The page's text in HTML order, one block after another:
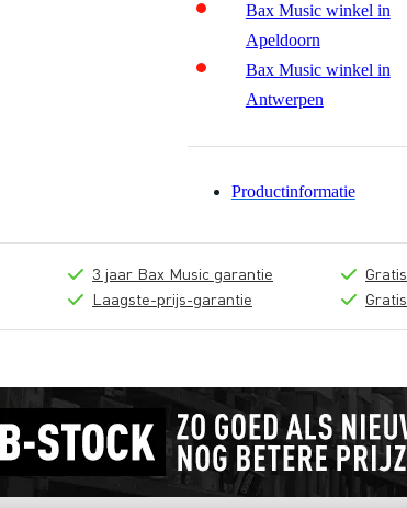
Bax Music winkel in
Apeldoorn
Bax Music winkel in
Antwerpen
Productinformatie
3 jaar Bax Music garantie
Laagste-prijs-garantie